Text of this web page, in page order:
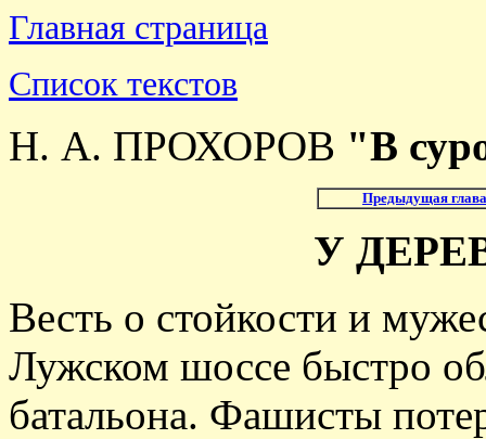
Главная страница
Список текстов
Н. А. ПРОХОРОВ "В
Предыдущая глава
У
Весть о стойкости и
Лужском шоссе быстро
батальона. Фашисты